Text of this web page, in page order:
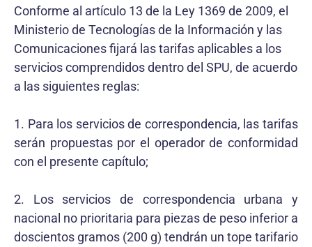
Conforme al artículo 13 de la Ley 1369 de 2009, el
Ministerio de Tecnologías de la Información y las
Comunicaciones fijará las tarifas aplicables a los
servicios comprendidos dentro del SPU, de acuerdo
a las siguientes reglas:
1. Para los servicios de correspondencia, las tarifas
serán propuestas por el operador de conformidad
con el presente capítulo;
2. Los servicios de correspondencia urbana y
nacional no prioritaria para piezas de peso inferior a
doscientos gramos (200 g) tendrán un tope tarifario